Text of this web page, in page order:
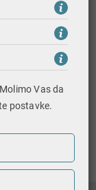
Vas da
postavke.